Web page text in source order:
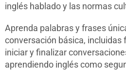
inglés hablado y las normas
Aprenda palabras y frases
conversación básica, incluidas
iniciar y finalizar
aprendiendo inglés como